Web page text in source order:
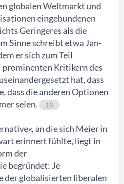
globalen Weltmarkt und
eingebundenen
Geringeres als die
Sinne schreibt etwa Jan-
er sich zum Teil
Kritikern des
hat, dass
dass die anderen Optionen
seien.
10
an die sich Meier in
erinnert fühlte, liegt in
der
begründet: Je
der globalisierten liberalen